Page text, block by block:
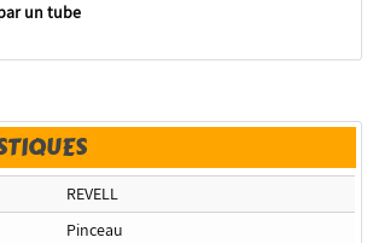
un tube
REVELL
Pinceau